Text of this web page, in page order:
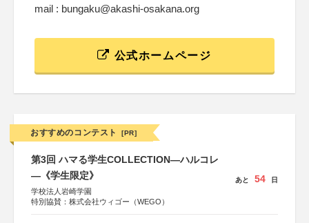
mail : bungaku@akashi-osakana.org
公式ホームページ
おすすめのコンテスト [PR]
第3回 ハマる学生COLLECTION―ハルコレ
―《学生限定》
学校法人岩崎学園
特別協賛：株式会社ウィゴー（WEGO）
あと 54 日